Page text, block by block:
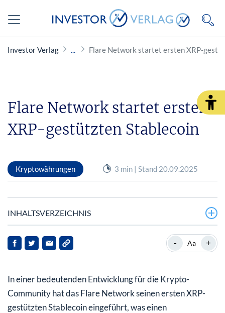
Investor Verlag Flare Network startet ersten XRP-
Flare Network startet ersten
XRP-gestützten Stablecoin
Kryptowährungen 3 min | Stand 20.09.2025
INHALTSVERZEICHNIS
Hintergrund zu Flare
Auswirkungen für Stakeholder
Ausblick
- Aa +
In einer bedeutenden Entwicklung für die Krypto-
Community hat das Flare Network seinen ersten XRP-
gestützten Stablecoin eingeführt, was einen